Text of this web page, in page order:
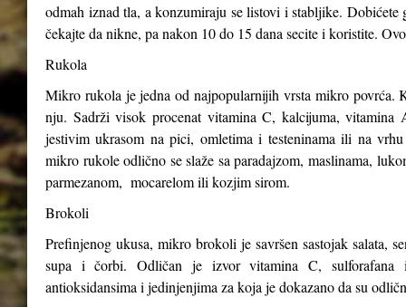
odmah iznad tla, a konzumiraju se listovi i stabljike. Dobićete
čekajte da nikne, pa nakon 10 do 15 dana secite i koristite.
Rukola
Mikro rukola je jedna od najpopularnijih vrsta mikro povrća.
nju. Sadrži visok procenat vitamina C, kalcijuma,
jestivim ukrasom na pici, omletima i testeninama ili na
mikro rukole odlično se slaže sa paradajzom, maslinama,
parmezanom, mocarelom ili kozjim sirom.
Brokoli
Prefinjenog ukusa, mikro brokoli je savršen sastojak salata,
supa i čorbi. Odličan je izvor vitamina C,
antioksidansima i jedinjenjima za koja je dokazano da su